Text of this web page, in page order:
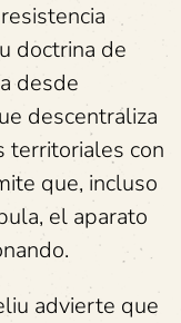
doctrina de
desde
descentraliza
territoriales con
que, incluso
el aparato
advierte que